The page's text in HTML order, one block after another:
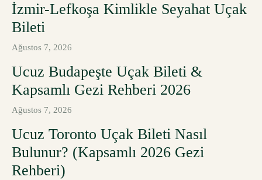
İzmir-Lefkoşa Kimlikle Seyahat Uçak
Bileti
Ağustos 7, 2026
Ucuz Budapeşte Uçak Bileti &
Kapsamlı Gezi Rehberi 2026
Ağustos 7, 2026
Ucuz Toronto Uçak Bileti Nasıl
Bulunur? (Kapsamlı 2026 Gezi
Rehberi)